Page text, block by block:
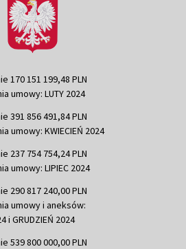
170 151 199,48 PLN
umowy: LUTY 2024
391 856 491,84 PLN
umowy: KWIECIEŃ 2024
237 754 754,24 PLN
umowy: LIPIEC 2024
290 817 240,00 PLN
umowy i aneksów:
i GRUDZIEŃ 2024
539 800 000,00 PLN